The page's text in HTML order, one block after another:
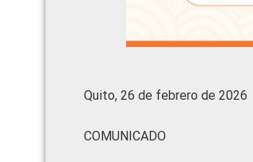
Quito, 26 de febrero de 2026
COMUNICADO